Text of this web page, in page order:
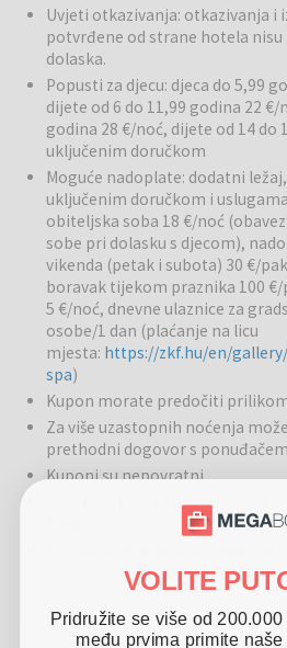
Wellness: Hotel pruža visokokvalitetno
saunama, infracrvenom i finskom
terapijskim tretmanima. Posebna
tijela, opuštanju mišića i općem
omogućuje kombinaciju opuštanja i
svih dobnih skupina.
Bazeni:Na raspolaganju su unutarnji i
bazen, gdje gosti mogu uživati u
na tijelo i duh. Bazen s toplom vodom
pojačanje energije tijela, a okolica
druženje.
Restorani i barovi:Hotelski restoran
pripremljene od svježih sastojaka s
uživati u zdravim i ukusnim jelima koja
iskustvo regije.
Ostale usluge:Hotel je pogodan za
djecu, opuštanje i terapijske tretmane
zajedničke prostore za druženje.
prostori za opuštanje i mogućnosti
Gránit, gdje gosti mogu istraživati
staze i lokalne parkove. U blizini su i
tradicionalnim lokalnim proizvodima.
Uvjeti otkazivanja: otkazivanja i
potvrđene od strane hotela nisu
dolaska.
Popusti za djecu: djeca do 5,99
dijete od 6 do 11,99 godina 22 €/
godina 28 €/noć, dijete od 14 do
uključenim doručkom
Moguće nadoplate: dodatni
uključenim doručkom i
obiteljska soba 18 €/noć
sobe pri dolasku s djecom),
vikenda (petak i subota) 30 €/
boravak tijekom praznika 100
5 €/noć, dnevne ulaznice za
osobe/1 dan (plaćanje na licu
mjesta: https://zkf.hu/en/
spa)
Kupon morate predočiti
Za više uzastopnih noćenja
prethodni dogovor s ponuđačem
Kuponi su nepovratni
Kućni ljubimci su dozvoljeni uz
uključena u cijenu
Dodatne opcije
VOLITE
Pridružite se više od
među prvima primite